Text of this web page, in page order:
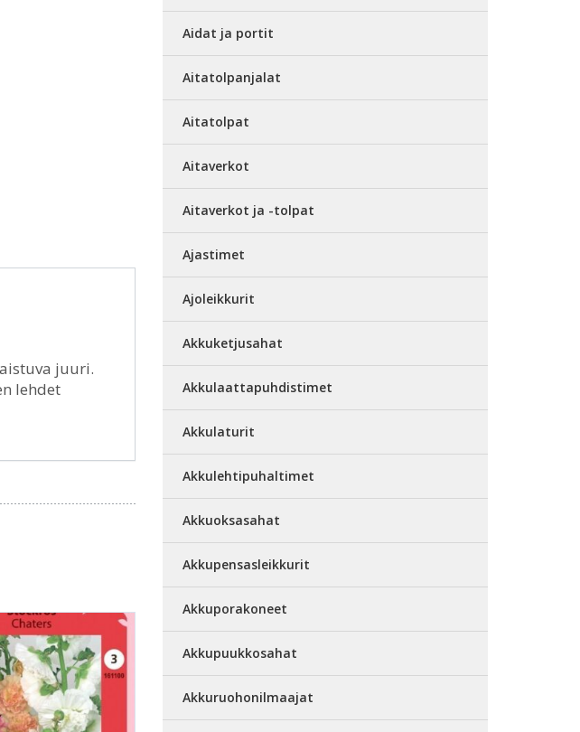
juuri.
lehdet
Aidat ja portit
Aitatolpanjalat
Aitatolpat
Aitaverkot
Aitaverkot ja -tolpat
Ajastimet
Ajoleikkurit
Akkuketjusahat
Akkulaattapuhdistimet
Akkulaturit
Akkulehtipuhaltimet
Akkuoksasahat
Akkupensasleikkurit
Akkuporakoneet
Akkupuukkosahat
Akkuruohonilmaajat